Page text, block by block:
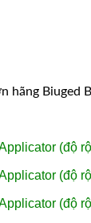
hãng Biuged
(độ
(độ
(độ